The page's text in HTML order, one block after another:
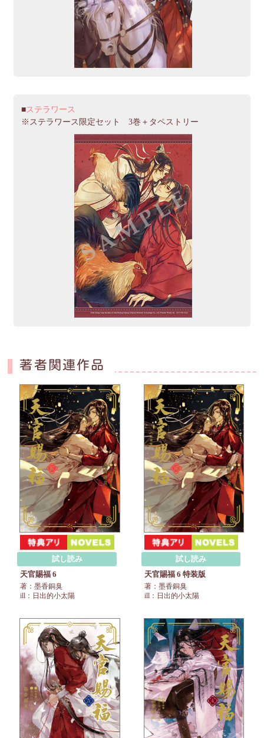
ステラワース
※ステラワース限定セット 3巻＋タペストリー
著者関連作品
試し読み
天官賜福 6
著：墨香銅臭
ill：日出的小太陽
試し読み
天官賜福 6 特装版
著：墨香銅臭
ill：日出的小太陽